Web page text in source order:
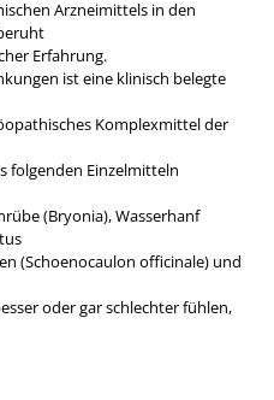
Arzneimittels in den
Erfahrung.
ist eine klinisch belegte
Komplexmittel der
folgenden Einzelmitteln
(Bryonia), Wasserhanf
(Schoenocaulon officinale) und
oder gar schlechter fühlen,